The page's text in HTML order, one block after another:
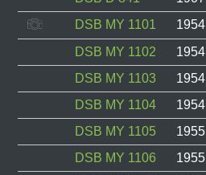
DSB MY 1101
1954
DSB MY 1102
1954
DSB MY 1103
1954
DSB MY 1104
1954
DSB MY 1105
1955
DSB MY 1106
1955